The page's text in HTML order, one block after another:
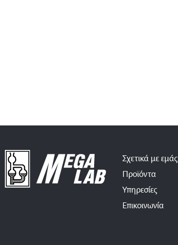
Σχετικά με εμάς
Προϊόντα
Υπηρεσίες
Επικοινωνία